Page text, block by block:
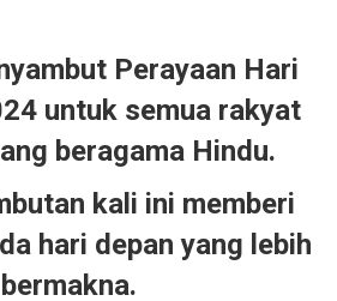
Perayaan Hari
untuk semua rakyat
beragama Hindu.
kali ini memberi
hari depan yang lebih
bermakna.